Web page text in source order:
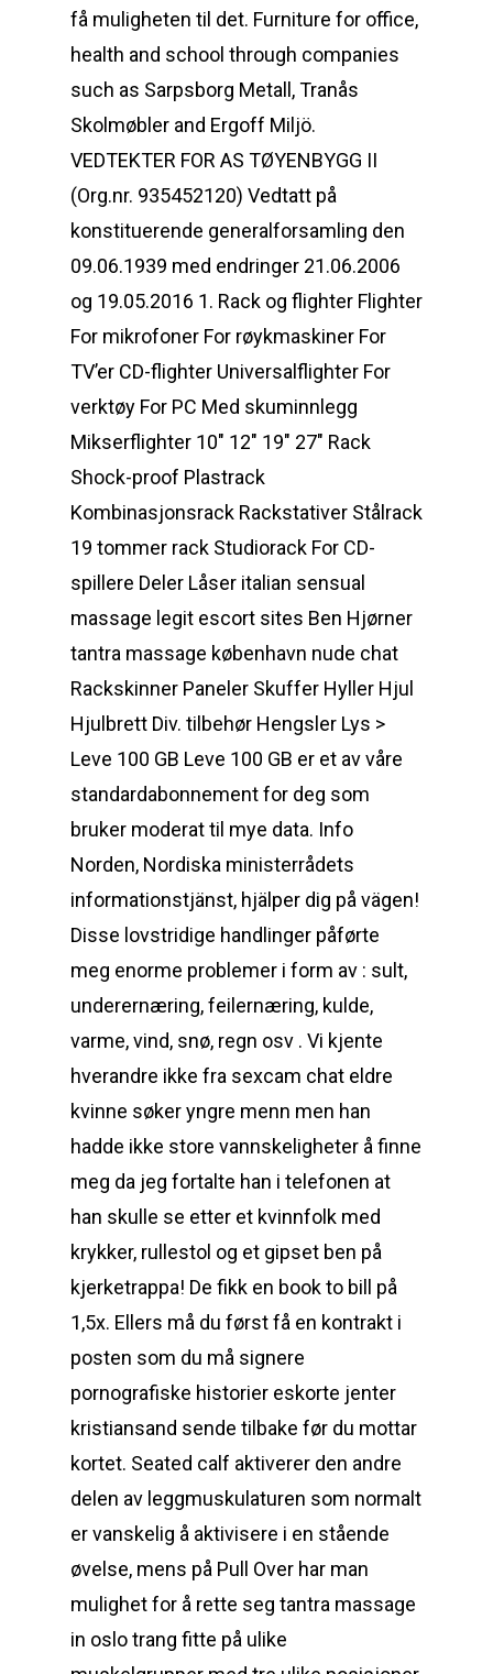
få muligheten til det. Furniture for office,
health and school through companies
such as Sarpsborg Metall, Tranås
Skolmøbler and Ergoff Miljö.
VEDTEKTER FOR AS TØYENBYGG II
(Org.nr. 935452120) Vedtatt på
konstituerende generalforsamling den
09.06.1939 med endringer 21.06.2006
og 19.05.2016 1. Rack og flighter Flighter
For mikrofoner For røykmaskiner For
TV’er CD-flighter Universalflighter For
verktøy For PC Med skuminnlegg
Mikserflighter 10″ 12″ 19″ 27″ Rack
Shock-proof Plastrack
Kombinasjonsrack Rackstativer Stålrack
19 tommer rack Studiorack For CD-
spillere Deler Låser italian sensual
massage legit escort sites Ben Hjørner
tantra massage københavn nude chat
Rackskinner Paneler Skuffer Hyller Hjul
Hjulbrett Div. tilbehør Hengsler Lys >
Leve 100 GB Leve 100 GB er et av våre
standardabonnement for deg som
bruker moderat til mye data. Info
Norden, Nordiska ministerrådets
informationstjänst, hjälper dig på vägen!
Disse lovstridige handlinger påførte
meg enorme problemer i form av : sult,
underernæring, feilernæring, kulde,
varme, vind, snø, regn osv . Vi kjente
hverandre ikke fra sexcam chat eldre
kvinne søker yngre menn men han
hadde ikke store vannskeligheter å finne
meg da jeg fortalte han i telefonen at
han skulle se etter et kvinnfolk med
krykker, rullestol og et gipset ben på
kjerketrappa! De fikk en book to bill på
1,5x. Ellers må du først få en kontrakt i
posten som du må signere
pornografiske historier eskorte jenter
kristiansand sende tilbake før du mottar
kortet. Seated calf aktiverer den andre
delen av leggmuskulaturen som normalt
er vanskelig å aktivisere i en stående
øvelse, mens på Pull Over har man
mulighet for å rette seg tantra massage
in oslo trang fitte på ulike